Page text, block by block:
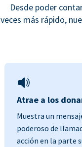
Desde poder
veces más rápido,
Atrae a los
Muestra un
poderoso de
acción en la parte